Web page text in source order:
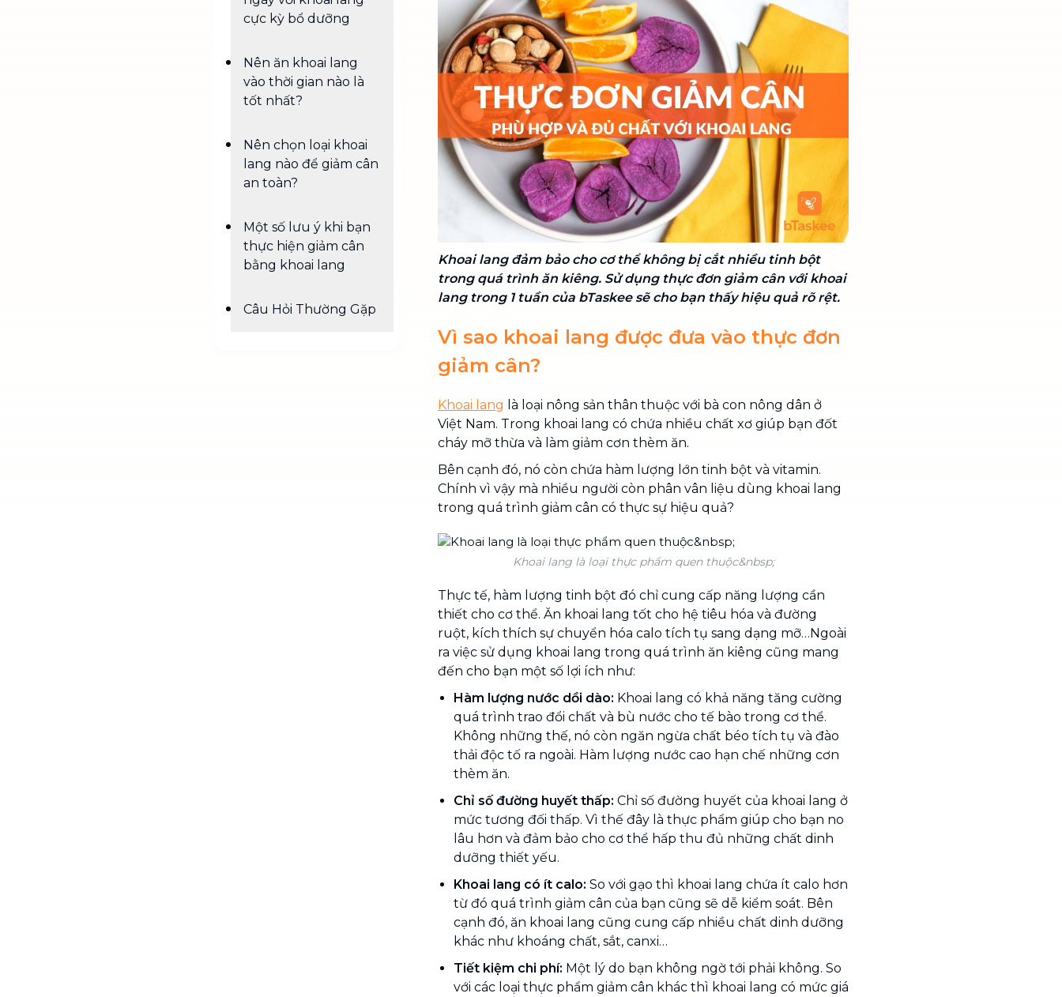
Chuyển nhà trọn gói, không lo dọn
dẹp nơi đi nơi đến
Vệ sinh công nghiệp NEW
Vệ sinh chuyên nghiệp cho văn
phòng, nhà xưởng, công trình lớn
cực kỳ bổ dưỡng
Nên ăn khoai lang
vào thời gian nào là
tốt nhất?
Nên chọn loại khoai
lang nào để giảm cân
an toàn?
Một số lưu ý khi bạn
thực hiện giảm cân
bằng khoai lang
Câu Hỏi Thường Gặp
Khoai lang đảm bảo cho cơ thể không bị cắt nhiều tinh bột
trong quá trình ăn kiêng. Sử dụng thực đơn giảm cân với khoai
lang trong 1 tuần của bTaskee sẽ cho bạn thấy hiệu quả rõ rệt.
Vì sao khoai lang được đưa vào thực đơn
giảm cân?
Khoai lang là loại nông sản thân thuộc với bà con nông dân ở
Việt Nam. Trong khoai lang có chứa nhiều chất xơ giúp bạn đốt
cháy mỡ thừa và làm giảm cơn thèm ăn.
Bên cạnh đó, nó còn chứa hàm lượng lớn tinh bột và vitamin.
Chính vì vậy mà nhiều người còn phân vân liệu dùng khoai lang
trong quá trình giảm cân có thực sự hiệu quả?
Khoai lang là loại thực phẩm quen thuộc&nbsp;
Thực tế, hàm lượng tinh bột đó chỉ cung cấp năng lượng cần
thiết cho cơ thể. Ăn khoai lang tốt cho hệ tiêu hóa và đường
ruột, kích thích sự chuyển hóa calo tích tụ sang dạng mỡ…Ngoài
ra việc sử dụng khoai lang trong quá trình ăn kiêng cũng mang
đến cho bạn một số lợi ích như:
Hàm lượng nước dồi dào: Khoai lang có khả năng tăng cường
quá trình trao đổi chất và bù nước cho tế bào trong cơ thể.
Không những thế, nó còn ngăn ngừa chất béo tích tụ và đào
thải độc tố ra ngoài. Hàm lượng nước cao hạn chế những cơn
thèm ăn.
Chỉ số đường huyết thấp: Chỉ số đường huyết của khoai lang ở
mức tương đối thấp. Vì thế đây là thực phẩm giúp cho bạn no
lâu hơn và đảm bảo cho cơ thể hấp thu đủ những chất dinh
dưỡng thiết yếu.
Khoai lang có ít calo: So với gạo thì khoai lang chứa ít calo hơn
từ đó quá trình giảm cân của bạn cũng sẽ dễ kiểm soát. Bên
cạnh đó, ăn khoai lang cũng cung cấp nhiều chất dinh dưỡng
khác như khoáng chất, sắt, canxi…
Tiết kiệm chi phí: Một lý do bạn không ngờ tới phải không. So
với các loại thực phẩm giảm cân khác thì khoai lang có mức giá